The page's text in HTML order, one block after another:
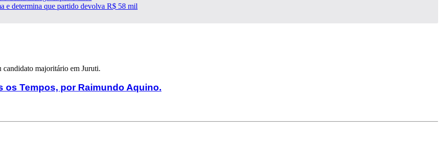
e determina que partido devolva R$ 58 mil
majoritário em Juruti.
os Tempos, por Raimundo Aquino.